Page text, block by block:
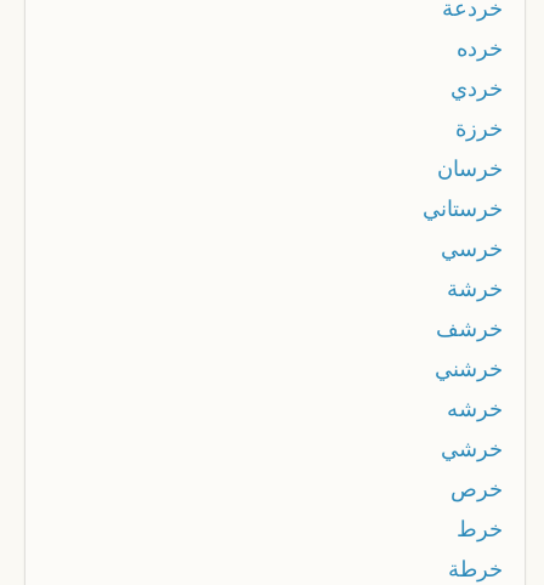
خردعة
خرده
خردي
خرزة
خرسان
خرستاني
خرسي
خرشة
خرشف
خرشني
خرشه
خرشي
خرص
خرط
خرطة